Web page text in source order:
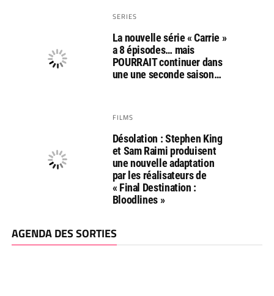
SERIES
La nouvelle série « Carrie »
a 8 épisodes… mais
POURRAIT continuer dans
une une seconde saison…
FILMS
Désolation : Stephen King
et Sam Raimi produisent
une nouvelle adaptation
par les réalisateurs de
« Final Destination :
Bloodlines »
AGENDA DES SORTIES